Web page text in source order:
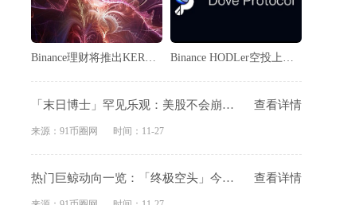
Binance理财将推出KERNEL保本赚币产品 Binance HODLer空投上线APRO（AT）
「末日博士」罕见乐观：美股不会崩盘，科技将让美国「逆天改命」 查看详情
来源：91币圈网 时间：11-27
热门巨鲸动向一览：「终极空头」今晨险遭清算，「BTC OG内幕巨鲸」ETH多单由亏转盈 查看详情